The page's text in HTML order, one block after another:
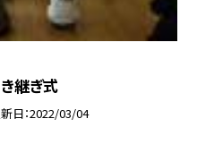
継ぎ式
日 2022/03/04